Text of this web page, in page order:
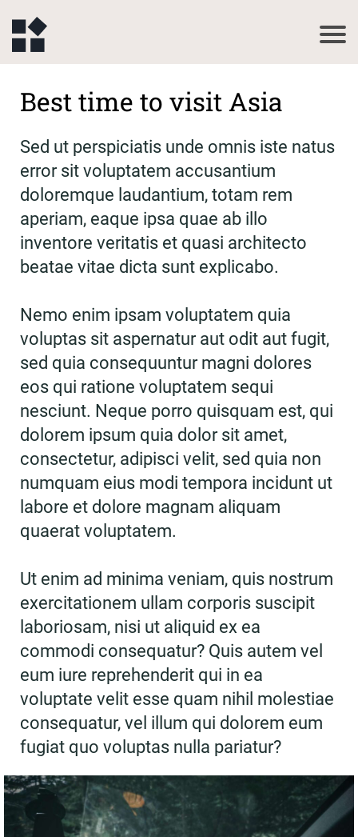
Best time to visit Asia
Sed ut perspiciatis unde omnis iste natus
error sit voluptatem accusantium
doloremque laudantium, totam rem
aperiam, eaque ipsa quae ab illo
inventore veritatis et quasi architecto
beatae vitae dicta sunt explicabo.
Nemo enim ipsam voluptatem quia
voluptas sit aspernatur aut odit aut fugit,
sed quia consequuntur magni dolores
eos qui ratione voluptatem sequi
nesciunt. Neque porro quisquam est, qui
dolorem ipsum quia dolor sit amet,
consectetur, adipisci velit, sed quia non
numquam eius modi tempora incidunt ut
labore et dolore magnam aliquam
quaerat voluptatem.
Ut enim ad minima veniam, quis nostrum
exercitationem ullam corporis suscipit
laboriosam, nisi ut aliquid ex ea
commodi consequatur? Quis autem vel
eum iure reprehenderit qui in ea
voluptate velit esse quam nihil molestiae
consequatur, vel illum qui dolorem eum
fugiat quo voluptas nulla pariatur?